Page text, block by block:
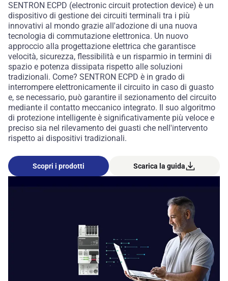
SENTRON ECPD (electronic circuit protection device) è un
dispositivo di gestione dei circuiti terminali tra i più
innovativi al mondo grazie all'adozione di una nuova
tecnologia di commutazione elettronica. Un nuovo
approccio alla progettazione elettrica che garantisce
velocità, sicurezza, flessibilità e un risparmio in termini di
spazio e potenza dissipata rispetto alle soluzioni
tradizionali. Come? SENTRON ECPD è in grado di
interrompere elettronicamente il circuito in caso di guasto
e, se necessario, può garantire il sezionamento del circuito
mediante il contatto meccanico integrato. Il suo algoritmo
di protezione intelligente è significativamente più veloce e
preciso sia nel rilevamento dei guasti che nell'intervento
rispetto ai dispositivi tradizionali.
Scopri i prodotti Scarica la guida